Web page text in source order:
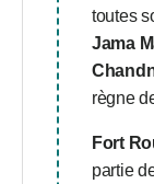
toutes
Jama
règne
Fort
partie